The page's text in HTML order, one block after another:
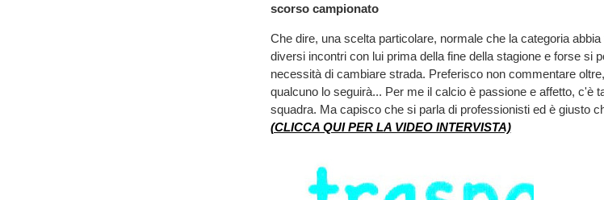
scorso campionato
Che dire, una scelta particolare, normale che la categoria
diversi incontri con lui prima della fine della stagione e forse si
necessità di cambiare strada. Preferisco non commentare
qualcuno lo seguirà... Per me il calcio è passione e affetto, c'è
squadra. Ma capisco che si parla di professionisti ed è giusto
(CLICCA QUI PER LA VIDEO INTERVISTA)